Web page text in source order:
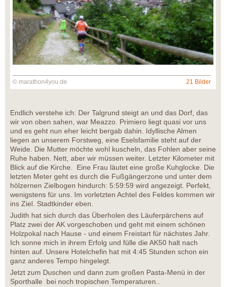
© marathon4you.de 21 Bilder
Endlich verstehe ich: Der Talgrund steigt an und das Dorf, das
wir von oben sahen, war Meazzo. Primiero liegt quasi vor uns
und es geht nun eher leicht bergab dahin. Idyllische Almen
liegen an unserem Forstweg, eine Eselsfamilie steht auf der
Weide. Die Mutter möchte wohl kuscheln, das Fohlen aber seine
Ruhe haben. Nett, aber wir müssen weiter. Letzter Kilometer mit
Blick auf die Kirche. Eine Frau läutet eine große Kuhglocke. Die
letzten Meter geht es durch die Fußgängerzone und unter dem
hölzernen Zielbogen hindurch: 5:59:59 wird angezeigt. Perfekt,
wenigstens für uns. Im vorletzten Achtel des Feldes kommen wir
ins Ziel. Stadtkinder eben.
Judith hat sich durch das Überholen des Läuferpärchens auf
Platz zwei der AK vorgeschoben und geht mit einem schönen
Holzpokal nach Hause - und einem Freistart für nächstes Jahr.
Ich sonne mich in ihrem Erfolg und fülle die AK50 halt nach
hinten auf. Unsere Hotelchefin hat mit 4:45 Stunden schon ein
ganz anderes Tempo hingelegt.
Jetzt zum Duschen und dann zum großen Pasta-Menü in der
Sporthalle bei noch tropischen Temperaturen..